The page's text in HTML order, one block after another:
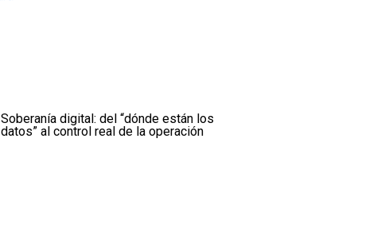
Soberanía digital: del “dónde están los
datos” al control real de la operación